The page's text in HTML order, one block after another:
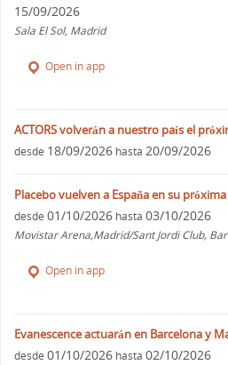
15/09/2026
Sala El Sol, Madrid
Open in app
ACTORS volverán a nuestro país el
desde 18/09/2026 hasta 20/09/2026
Placebo vuelven a España en su
desde 01/10/2026 hasta 03/10/2026
Movistar Arena,Madrid/Sant Jordi Club,
Open in app
Evanescence actuarán en Barcelona y
desde 01/10/2026 hasta 02/10/2026